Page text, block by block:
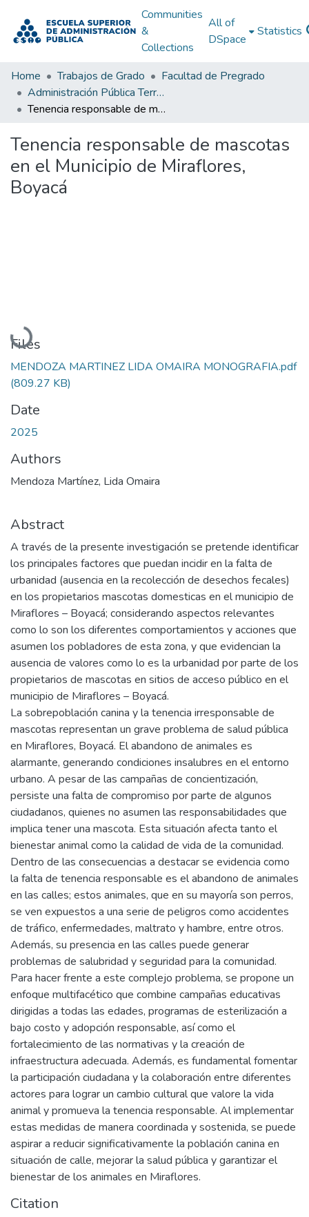
Communities
&
Collections
All of
DSpace
Statistics
Home Trabajos de Grado
Facultad de Pregrado
Administración Pública Territorial (APT)
Tenencia responsable de mascotas en el Municipio de Miraflores, Boyacá
Tenencia responsable de mascotas
en el Municipio de Miraflores,
Boyacá
Loading...
Files
MENDOZA MARTINEZ LIDA OMAIRA MONOGRAFIA.pdf
(809.27 KB)
Date
2025
Authors
Mendoza Martínez, Lida Omaira
Abstract
A través de la presente investigación se pretende identificar
los principales factores que puedan incidir en la falta de
urbanidad (ausencia en la recolección de desechos fecales)
en los propietarios mascotas domesticas en el municipio de
Miraflores – Boyacá; considerando aspectos relevantes
como lo son los diferentes comportamientos y acciones que
asumen los pobladores de esta zona, y que evidencian la
ausencia de valores como lo es la urbanidad por parte de los
propietarios de mascotas en sitios de acceso público en el
municipio de Miraflores – Boyacá.
La sobrepoblación canina y la tenencia irresponsable de
mascotas representan un grave problema de salud pública
en Miraflores, Boyacá. El abandono de animales es
alarmante, generando condiciones insalubres en el entorno
urbano. A pesar de las campañas de concientización,
persiste una falta de compromiso por parte de algunos
ciudadanos, quienes no asumen las responsabilidades que
implica tener una mascota. Esta situación afecta tanto el
bienestar animal como la calidad de vida de la comunidad.
Dentro de las consecuencias a destacar se evidencia como
la falta de tenencia responsable es el abandono de animales
en las calles; estos animales, que en su mayoría son perros,
se ven expuestos a una serie de peligros como accidentes
de tráfico, enfermedades, maltrato y hambre, entre otros.
Además, su presencia en las calles puede generar
problemas de salubridad y seguridad para la comunidad.
Para hacer frente a este complejo problema, se propone un
enfoque multifacético que combine campañas educativas
dirigidas a todas las edades, programas de esterilización a
bajo costo y adopción responsable, así como el
fortalecimiento de las normativas y la creación de
infraestructura adecuada. Además, es fundamental fomentar
la participación ciudadana y la colaboración entre diferentes
actores para lograr un cambio cultural que valore la vida
animal y promueva la tenencia responsable. Al implementar
estas medidas de manera coordinada y sostenida, se puede
aspirar a reducir significativamente la población canina en
situación de calle, mejorar la salud pública y garantizar el
bienestar de los animales en Miraflores.
Citation